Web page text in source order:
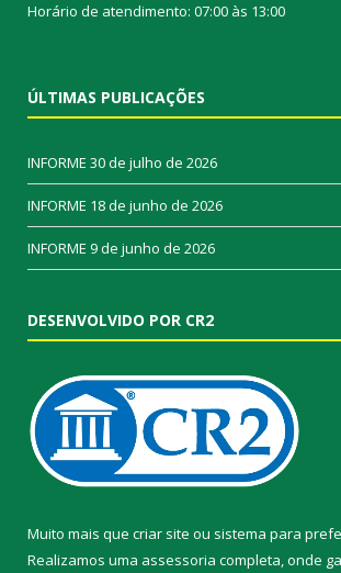
Horário de atendimento: 07:00 às 13:00
ÚLTIMAS PUBLICAÇÕES
INFORME 30 de julho de 2026
INFORME 18 de junho de 2026
INFORME 9 de junho de 2026
DESENVOLVIDO POR CR2
Muito mais que criar site ou sistema para
Realizamos uma assessoria completa, onde